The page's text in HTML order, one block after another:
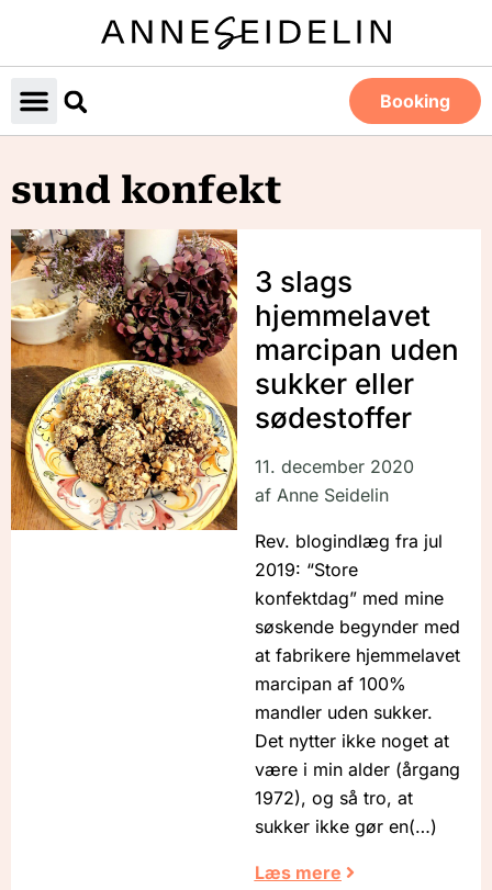
Booking
sund konfekt
3 slags
hjemmelavet
marcipan uden
sukker eller
sødestoffer
11. december 2020
afAnne Seidelin
Rev. blogindlæg fra jul
2019: “Store
konfektdag” med mine
søskende begynder med
at fabrikere hjemmelavet
marcipan af 100%
mandler uden sukker.
Det nytter ikke noget at
være i min alder (årgang
1972), og så tro, at
sukker ikke gør en
Læs mere